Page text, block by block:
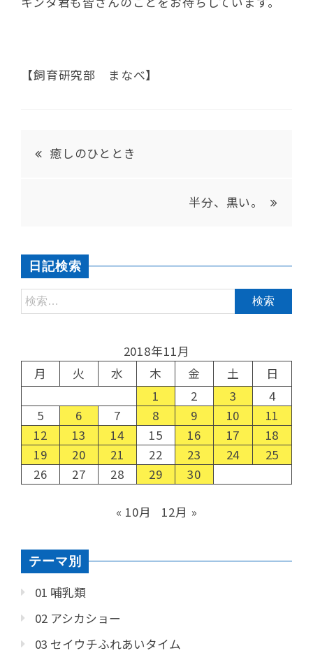
【飼育研究部 まなべ】
癒しのひととき
半分、黒い。
日記検索
2018年11月
月
火 水 木 金 土
日
1
2 3
4
5
6 7 8 9 10
11
12
13 14 15 16 17
18
19
20 21 22 23 24
25
26
27 28 29 30
« 10月 12月 »
テーマ別
01 哺乳類
02 アシカショー
03 セイウチふれあいタイム